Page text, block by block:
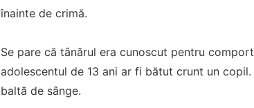
înainte de crimă.
Se pare că tânărul era cunoscut pentru
adolescentul de 13 ani ar fi bătut crunt un
baltă de sânge.